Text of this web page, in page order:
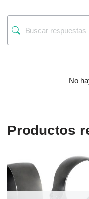
No
Productos